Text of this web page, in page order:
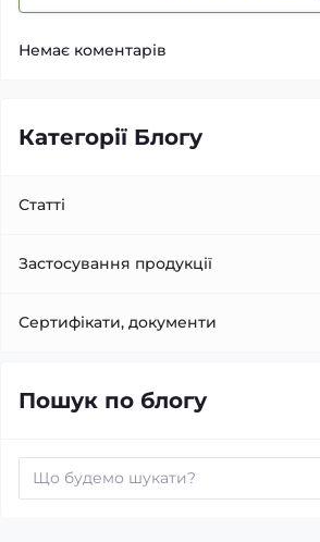
Немає коментарів
Категорії Блогу
Статті
Застосування продукції
Сертифікати, документи
Пошук по блогу